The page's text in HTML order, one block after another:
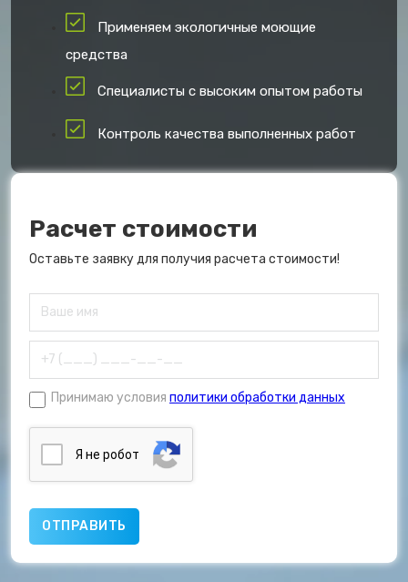
Применяем экологичные моющие
средства
Специалисты с высоким опытом работы
Контроль качества выполненных работ
Расчет стоимости
Оставьте заявку для получия расчета стоимости!
Принимаю условия политики обработки данных
Я нe poбoт